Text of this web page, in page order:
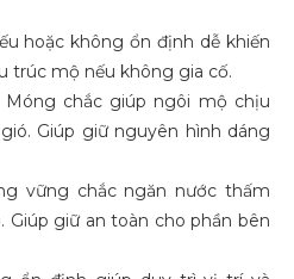
hoặc không ổn định dễ khiến
trúc mộ nếu không gia cố.
chắc giúp ngôi mộ chịu
Giúp giữ nguyên hình dáng
vững chắc ngăn nước thấm
Giúp giữ an toàn cho phần bên